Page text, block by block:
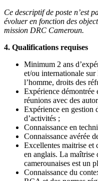
Ce descriptif de poste n’est
évoluer en fonction des
mission DRC Cameroun.
4. Qualifications requises
Minimum 2 ans
et/ou internationale
l’homme, droits des
Expérience démontrée
réunions avec des
Expérience en gestion
d’activités ;
Connaissance en
Connaissance avérée
Excellentes maitrise et
en anglais. La maîtrise
camerounaises est un
Connaissance du